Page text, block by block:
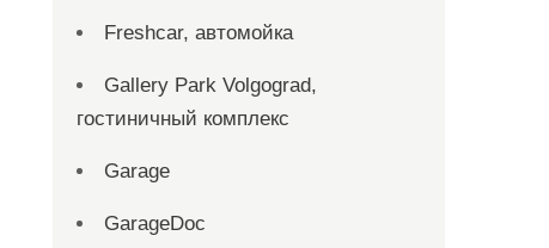
Freshcar, автомойка
Gallery Park Volgograd,
гостиничный комплекс
Garage
GarageDoc